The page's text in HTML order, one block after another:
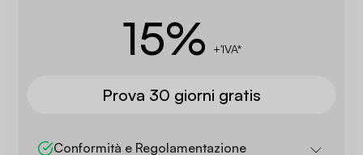
15% +'IVA*
Prova 30 giorni gratis
Conformità e Regolamentazione